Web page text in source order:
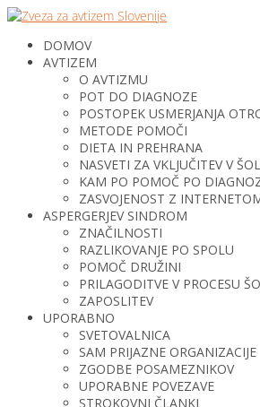
DOMOV
AVTIZEM
O AVTIZMU
POT DO DIAGNOZE
POSTOPEK USMERJANJA
METODE POMOČI
DIETA IN PREHRANA
NASVETI ZA VKLJUČITEV V
KAM PO POMOČ PO
ZASVOJENOST Z
ASPERGERJEV SINDROM
ZNAČILNOSTI
RAZLIKOVANJE PO SPOLU
POMOČ DRUŽINI
PRILAGODITVE V PROCESU
ZAPOSLITEV
UPORABNO
SVETOVALNICA
SAM PRIJAZNE ORGANIZACIJE
ZGODBE POSAMEZNIKOV
UPORABNE POVEZAVE
STROKOVNI ČLANKI